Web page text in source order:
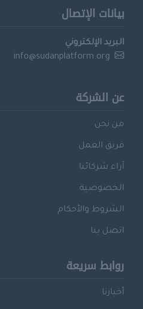
بيانات الإتصال
البريد الإلكتروني
info@sudanplatform.org
عن الشركة
من نحن
فريق العمل
آراء شركائنا
الخصوصية
الشروط والأحكام
اتصل بنا
روابط سريعة
أخبارنا